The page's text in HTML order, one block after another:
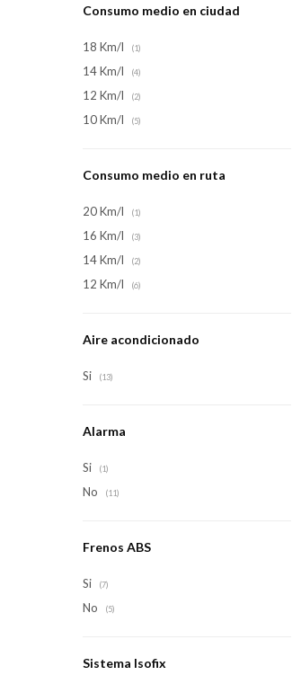
Consumo medio en ciudad
18 Km/l (1)
14 Km/l (4)
12 Km/l (2)
10 Km/l (5)
Consumo medio en ruta
20 Km/l (1)
16 Km/l (3)
14 Km/l (2)
12 Km/l (6)
Aire acondicionado
Si (13)
Alarma
Si (1)
No (11)
Frenos ABS
Si (7)
No (5)
Sistema Isofix